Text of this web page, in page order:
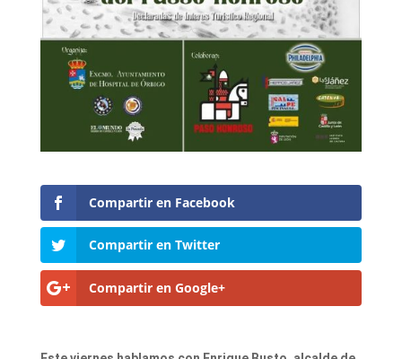
Compartir en Facebook
Compartir en Twitter
Compartir en Google+